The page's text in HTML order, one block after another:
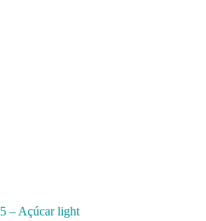
5 – Açúcar light